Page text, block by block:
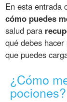
En esta entrada
cómo puedes
salud para
qué debes
que puedes
¿Cómo
pociones?